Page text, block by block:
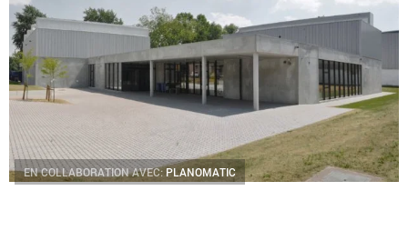
EN COLLABORATION AVEC:PLANOMATIC